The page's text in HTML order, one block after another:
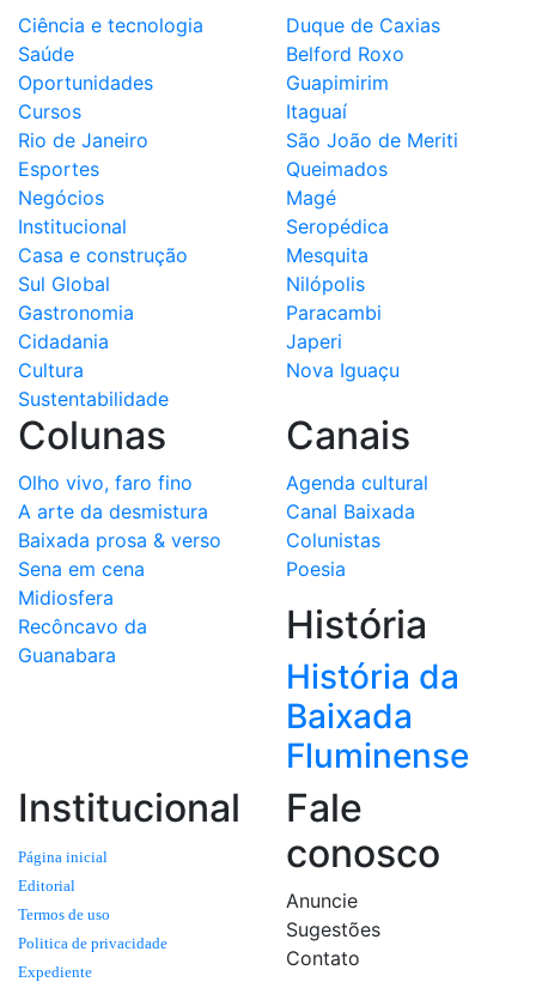
Ciência e tecnologia
Saúde
Oportunidades
Cursos
Rio de Janeiro
Esportes
Negócios
Institucional
Casa e construção
Sul Global
Gastronomia
Cidadania
Cultura
Sustentabilidade
Duque de Caxias
Belford Roxo
Guapimirim
Itaguaí
São João de Meriti
Queimados
Magé
Seropédica
Mesquita
Nilópolis
Paracambi
Japeri
Nova Iguaçu
Colunas
Olho vivo, faro fino
A arte da desmistura
Baixada prosa & verso
Sena em cena
Midiosfera
Recôncavo da
Guanabara
Canais
Agenda cultural
Canal Baixada
Colunistas
Poesia
História
História da
Baixada
Fluminense
Institucional
Página inicial
Editorial
Termos de uso
Politica de privacidade
Expediente
Fale
conosco
Anuncie
Sugestões
Contato